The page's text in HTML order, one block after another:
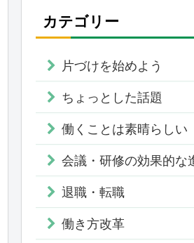
カテゴリー
片づけを始めよう
ちょっとした話題
働くことは素晴らしい
会議・研修の効果的な
退職・転職
働き方改革